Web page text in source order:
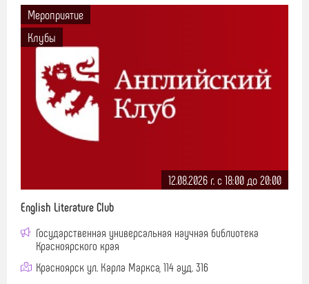
Мероприятие
Клубы
12.08.2026 г. c 18:00 до 20:00
English Literature Club
Государственная универсальная научная библиотека
Красноярского края
Красноярск ул. Карла Маркса, 114 ауд. 316